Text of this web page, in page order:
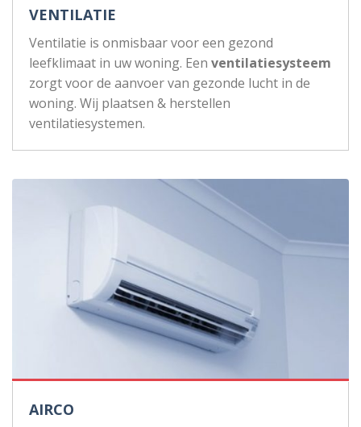
VENTILATIE
Ventilatie is onmisbaar voor een gezond
leefklimaat in uw woning. Een ventilatiesysteem
zorgt voor de aanvoer van gezonde lucht in de
woning. Wij plaatsen & herstellen
ventilatiesystemen.
AIRCO